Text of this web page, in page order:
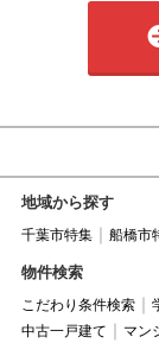
地域から探す
千葉市特集 船橋市
物件検索
こだわり条件検索
中古一戸建て
マン